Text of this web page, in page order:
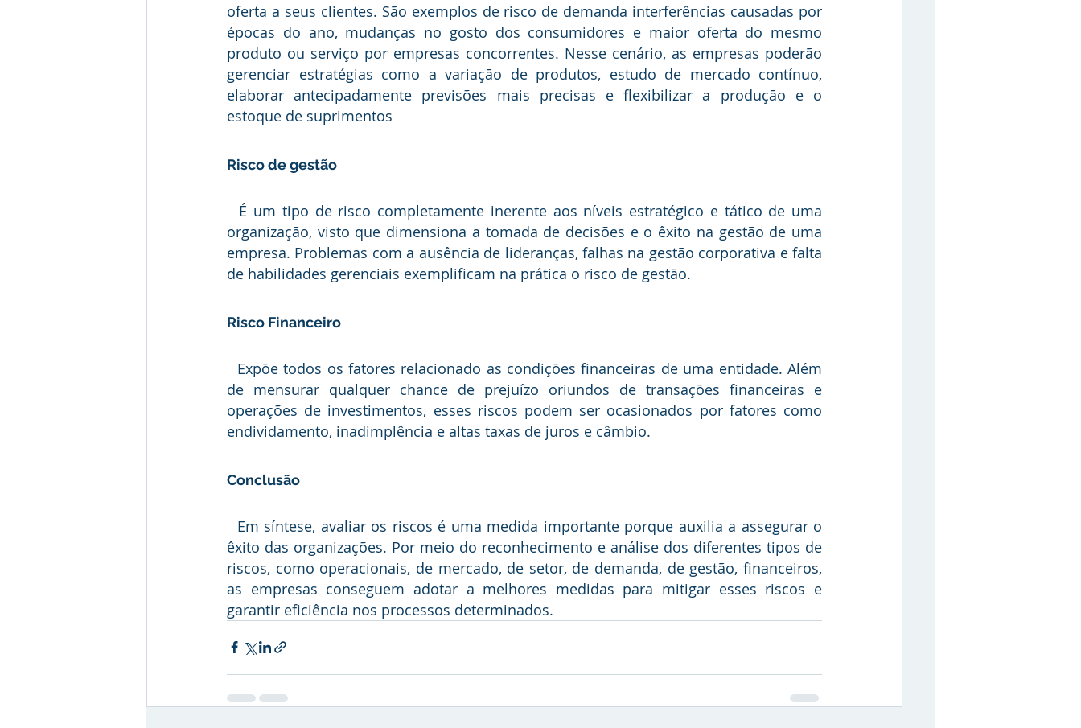
oferta a seus clientes. São exemplos de risco de demanda interferências causadas por
épocas do ano, mudanças no gosto dos consumidores e maior oferta do mesmo
produto ou serviço por empresas concorrentes. Nesse cenário, as empresas poderão
gerenciar estratégias como a variação de produtos, estudo de mercado contínuo,
elaborar antecipadamente previsões mais precisas e flexibilizar a produção e o
estoque de suprimentos
Risco de gestão
organização, visto que dimensiona a tomada de decisões e o êxito na gestão de uma
empresa. Problemas com a ausência de lideranças, falhas na gestão corporativa e falta
de habilidades gerenciais exemplificam na prática o risco de gestão.
Risco Financeiro
de mensurar qualquer chance de prejuízo oriundos de transações financeiras e
operações de investimentos, esses riscos podem ser ocasionados por fatores como
endividamento, inadimplência e altas taxas de juros e câmbio.
Conclusão
êxito das organizações. Por meio do reconhecimento e análise dos diferentes tipos de
riscos, como operacionais, de mercado, de setor, de demanda, de gestão, financeiros,
as empresas conseguem adotar a melhores medidas para mitigar esses riscos e
garantir eficiência nos processos determinados.